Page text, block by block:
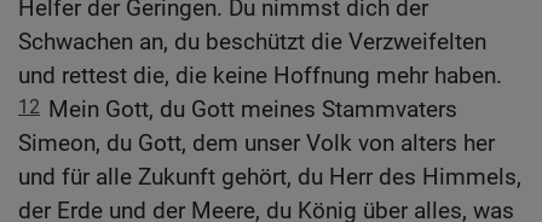
Helfer der Geringen. Du nimmst dich der
Schwachen an, du beschützt die Verzweifelten
und rettest die, die keine Hoffnung mehr haben.
12 Mein Gott, du Gott meines Stammvaters
Simeon, du Gott, dem unser Volk von alters her
und für alle Zukunft gehört, du Herr des Himmels,
der Erde und der Meere, du König über alles, was